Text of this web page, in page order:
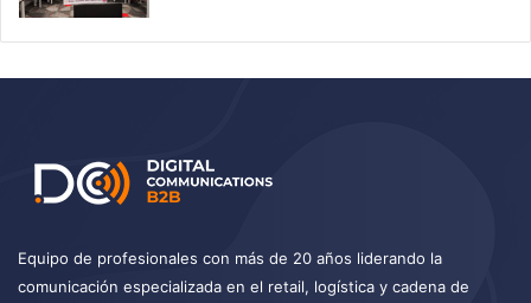
Equipo de profesionales con más de 20 años liderando la
comunicación especializada en el retail, logística y cadena de